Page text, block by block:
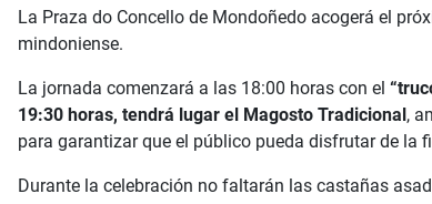
La Praza do Concello de Mondoñedo acogerá el
mindoniense.
La jornada comenzará a las 18:00 horas con el
19:30 horas, tendrá lugar el Magosto Tradicional,
para garantizar que el público pueda disfrutar de la
Durante la celebración no faltarán las castañas